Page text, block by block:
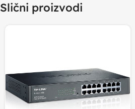
Slični proizvodi